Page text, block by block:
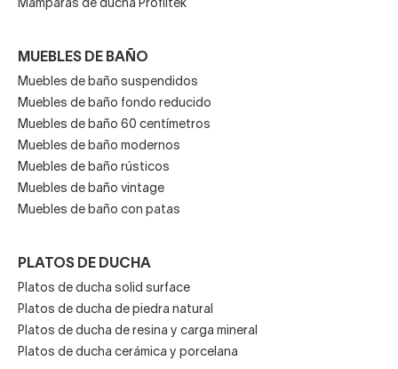
Mamparas de ducha Profiltek
MUEBLES DE BAÑO
Muebles de baño suspendidos
Muebles de baño fondo reducido
Muebles de baño 60 centímetros
Muebles de baño modernos
Muebles de baño rústicos
Muebles de baño vintage
Muebles de baño con patas
PLATOS DE DUCHA
Platos de ducha solid surface
Platos de ducha de piedra natural
Platos de ducha de resina y carga mineral
Platos de ducha cerámica y porcelana